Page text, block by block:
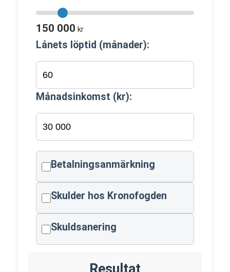
150 000 kr
Lånets löptid (månader):
Månadsinkomst (kr):
Betalningsanmärkning
Skulder hos Kronofogden
Skuldsanering